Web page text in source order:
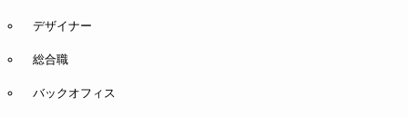
デザイナー
総合職
バックオフィス